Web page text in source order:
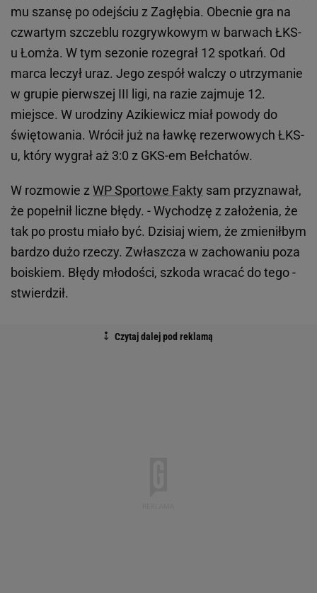
mu szansę po odejściu z Zagłębia. Obecnie gra na
czwartym szczeblu rozgrywkowym w barwach ŁKS-
u Łomża. W tym sezonie rozegrał 12 spotkań. Od
marca leczył uraz. Jego zespół walczy o utrzymanie
w grupie pierwszej III ligi, na razie zajmuje 12.
miejsce. W urodziny Azikiewicz miał powody do
świętowania. Wrócił już na ławkę rezerwowych ŁKS-
u, który wygrał aż 3:0 z GKS-em Bełchatów.
W rozmowie zWP Sportowe Fakty sam przyznawał,
że popełnił liczne błędy. - Wychodzę z założenia, że
tak po prostu miało być. Dzisiaj wiem, że zmieniłbym
bardzo dużo rzeczy. Zwłaszcza w zachowaniu poza
boiskiem. Błędy młodości, szkoda wracać do tego -
stwierdził.